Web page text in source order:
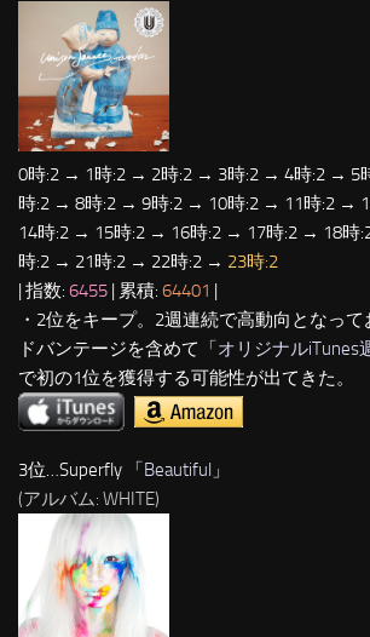
0時:2 → 1時:2 → 2時:2 → 3時:2 → 4時:2 → 5
時:2 → 8時:2 → 9時:2 → 10時:2 → 11時:2 →
14時:2 → 15時:2 → 16時:2 → 17時:2 → 18時
時:2 → 21時:2 → 22時:2 → 23時:2
| 指数: 6455 | 累積: 64401 |
・2位をキープ。2週連続で高動向となっ
ドバンテージを含めて「オリジナルiTunes
で初の1位を獲得する可能性が出てきた。
3位…Superfly 「Beautiful 」
(アルバム: WHITE)